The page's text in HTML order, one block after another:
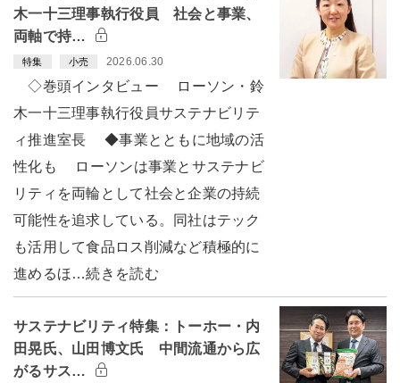
木一十三理事執行役員 社会と事業、
両軸で持…
特集 小売 2026.06.30
◇巻頭インタビュー ローソン・鈴
木一十三理事執行役員サステナビリテ
ィ推進室長 ◆事業とともに地域の活
性化も ローソンは事業とサステナビ
リティを両輪として社会と企業の持続
可能性を追求している。同社はテック
も活用して食品ロス削減など積極的に
進めるほ…続きを読む
サステナビリティ特集：トーホー・内
田晃氏、山田博文氏 中間流通から広
がるサス…